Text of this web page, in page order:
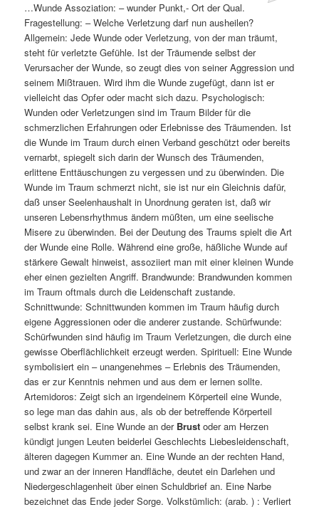
…Wunde Assoziation: – wunder Punkt,- Ort der Qual.
Fragestellung: – Welche Verletzung darf nun ausheilen?
Allgemein: Jede Wunde oder Verletzung, von der man träumt,
steht für verletzte Gefühle. Ist der Träumende selbst der
Verursacher der Wunde, so zeugt dies von seiner Aggression und
seinem Mißtrauen. Wird ihm die Wunde zugefügt, dann ist er
vielleicht das Opfer oder macht sich dazu. Psychologisch:
Wunden oder Verletzungen sind im Traum Bilder für die
schmerzlichen Erfahrungen oder Erlebnisse des Träumenden. Ist
die Wunde im Traum durch einen Verband geschützt oder bereits
vernarbt, spiegelt sich darin der Wunsch des Träumenden,
erlittene Enttäuschungen zu vergessen und zu überwinden. Die
Wunde im Traum schmerzt nicht, sie ist nur ein Gleichnis dafür,
daß unser Seelenhaushalt in Unordnung geraten ist, daß wir
unseren Lebensrhythmus ändern müßten, um eine seelische
Misere zu überwinden. Bei der Deutung des Traums spielt die Art
der Wunde eine Rolle. Während eine große, häßliche Wunde auf
stärkere Gewalt hinweist, assoziiert man mit einer kleinen Wunde
eher einen gezielten Angriff. Brandwunde: Brandwunden kommen
im Traum oftmals durch die Leidenschaft zustande.
Schnittwunde: Schnittwunden kommen im Traum häufig durch
eigene Aggressionen oder die anderer zustande. Schürfwunde:
Schürfwunden sind häufig im Traum Verletzungen, die durch eine
gewisse Oberflächlichkeit erzeugt werden. Spirituell: Eine Wunde
symbolisiert ein – unangenehmes – Erlebnis des Träumenden,
das er zur Kenntnis nehmen und aus dem er lernen sollte.
Artemidoros: Zeigt sich an irgendeinem Körperteil eine Wunde,
so lege man das dahin aus, als ob der betreffende Körperteil
selbst krank sei. Eine Wunde an der Brust oder am Herzen
kündigt jungen Leuten beiderlei Geschlechts Liebesleidenschaft,
älteren dagegen Kummer an. Eine Wunde an der rechten Hand,
und zwar an der inneren Handfläche, deutet ein Darlehen und
Niedergeschlagenheit über einen Schuldbrief an. Eine Narbe
bezeichnet das Ende jeder Sorge. Volkstümlich: (arab. ) : Verliert